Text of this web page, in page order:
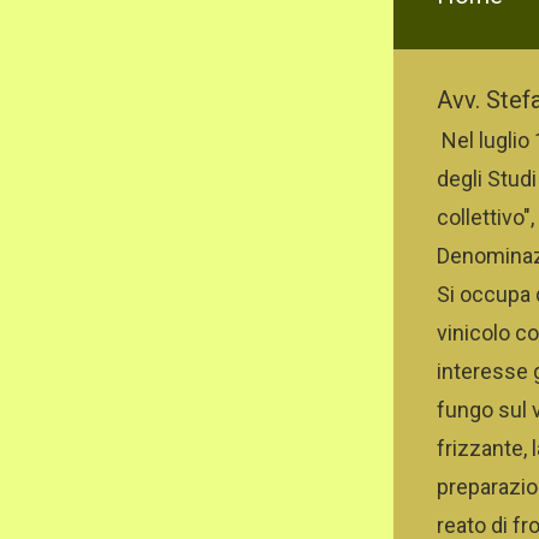
Avv.
Nel
degli
Si occupa
vinicolo
interesse
fungo sul
frizzante,
reato di